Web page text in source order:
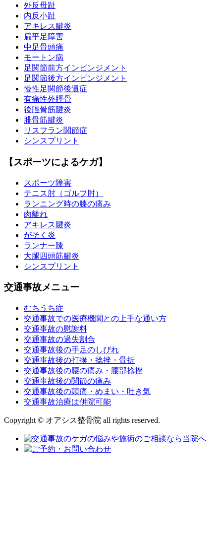
外反母趾
内反小趾
アキレス腱炎
扁平足障害
中足骨頭痛
モートン病
足関節前方インピンジメント
足関節後方インピンジメント
慢性足関節後遺症
有痛性外脛骨
後脛骨筋腱炎
腓骨筋腱炎
リスフラン関節症
シンスプリント
【スポーツによるケガ】
スポーツ障害
テニス肘（ゴルフ肘）
ランニング時の膝の痛み
肉離れ
アキレス腱炎
がそく炎
ランナー膝
大腿四頭筋腱炎
シンスプリント
交通事故メニュー
むちうち症
交通事故での医療機関との上手な通い方
交通事故の慰謝料
交通事故の過失割合
交通事故後の手足のしびれ
交通事故後の打撲・捻挫・骨折
交通事故後の腰の痛み・腰部捻挫
交通事故後の関節の痛み
交通事故後の頭痛・めまい・吐き気
交通事故治療は併院可能
Copyright © オアシス整骨院 all rights reserved.